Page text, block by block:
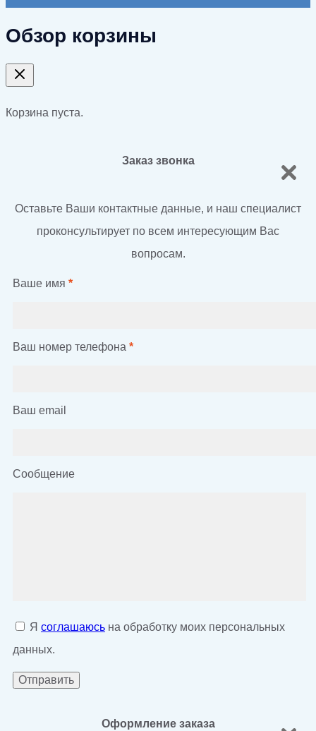
Обзор корзины
Корзина пуста.
Заказ звонка
Оставьте Ваши контактные данные, и наш специалист
проконсультирует по всем интересующим Вас
вопросам.
Ваше имя *
Ваш номер телефона *
Ваш email
Сообщение
Я соглашаюсь на обработку моих персональных
данных.
Оформление заказа